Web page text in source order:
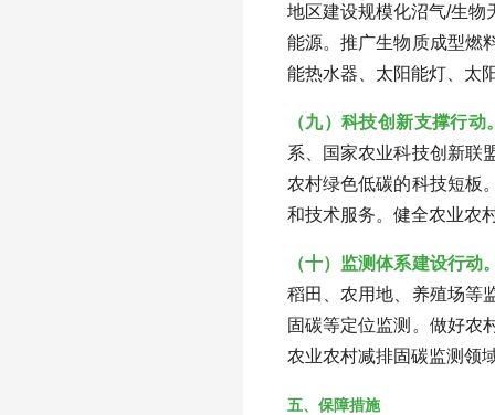
地区建设规模化沼气/生物
能源。推广生物质成型燃
能热水器、太阳能灯、太
（九）科技创新支撑行动
系、国家农业科技创新联
农村绿色低碳的科技短板
和技术服务。健全农业农
（十）监测体系建设行动
稻田、农用地、养殖场等
固碳等定位监测。做好农
农业农村减排固碳监测领
五、保障措施